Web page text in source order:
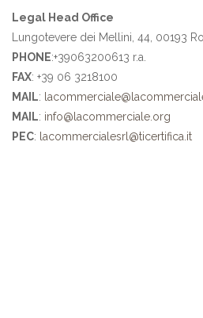
Legal Head Office
Lungotevere dei Mellini, 44, 00193
PHONE:+39063200613 r.a.
FAX: +39 06 3218100
MAIL:
MAIL: info@lacommerciale.org
PEC: lacommercialesrl@ticertifica.it